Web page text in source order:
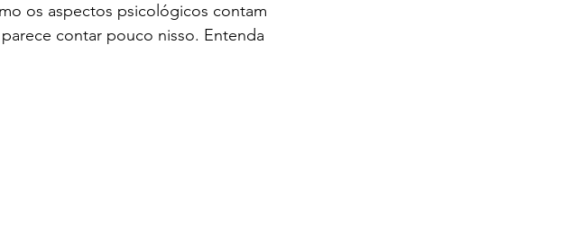
os aspectos psicológicos contam
contar pouco nisso. Entenda